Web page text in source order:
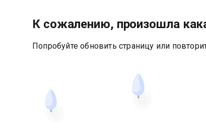
К сожалению, произошла
Попробуйте обновить страницу или